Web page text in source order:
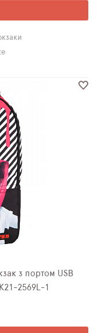
з портом USB
2569L-1